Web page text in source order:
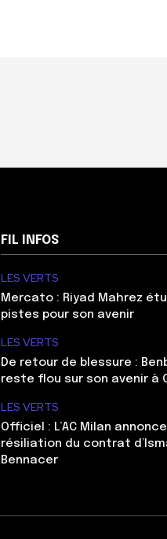
FIL INFOS
LES VERTS
Mercato : Riyad Mahrez
pistes pour son avenir
LES VERTS
De retour de blessure :
reste flou sur son avenir à
LES VERTS
Officiel : L’AC Milan
résiliation du contrat
Bennacer